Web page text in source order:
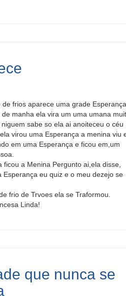
de frios aparece uma grade Esperança
de manha ela vira um uma umana
sabe so ela ai anoiteceu o céu
virou uma Esperança a menina viu
em uma Esperança e ficou em,um
ficou a Menina Pergunto ai,ela disse,
Esperança eu quiz e o meu dezejo se
frio de Trvoes ela se Traformou.
Linda!
que nunca se